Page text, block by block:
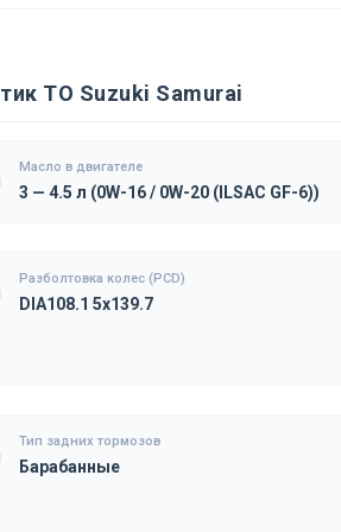
ТО Suzuki Samurai
Масло в двигателе
3 — 4.5 л (0W-16 / 0W-20 (ILSAC GF-6))
Разболтовка колес (PCD)
DIA108.1 5x139.7
Тип задних тормозов
Барабанные